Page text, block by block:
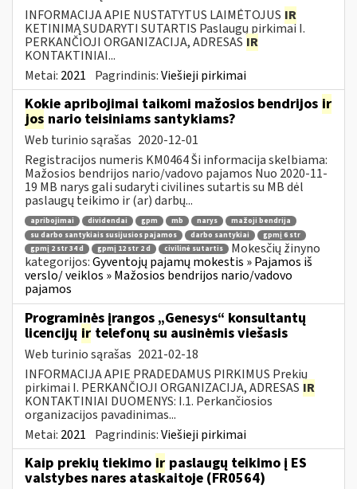
INFORMACIJA APIE NUSTATYTUS LAIMĖTOJUS IR
KETINIMĄ SUDARYTI SUTARTIS Paslaugų pirkimai I.
PERKANČIOJI ORGANIZACIJA, ADRESAS IR
KONTAKTINIAI...
Metai: 2021 Pagrindinis:Viešieji pirkimai
Kokie apribojimai taikomi mažosios bendrijos ir
jos nario teisiniams santykiams?
Web turinio sąrašas 2020-12-01
Registracijos numeris KM0464 Ši informacija skelbiama:
Mažosios bendrijos nario/vadovo pajamos Nuo 2020-11-
19 MB narys gali sudaryti civilines sutartis su MB dėl
paslaugų teikimo ir (ar) darbų...
apribojimai dividendai gpm mb narys
mažoji bendrija
su darbo santykiais susijusios pajamos
darbo santykiai
gpmį 6 str
gpmį 2 str 34 d
gpmį 12 str 2 d civilinė sutartis
Mokesčių žinyno
kategorijos:Gyventojų pajamų mokestis » Pajamos iš
verslo/ veiklos » Mažosios bendrijos nario/vadovo
pajamos
Programinės įrangos „Genesys“ konsultantų
licencijų ir telefonų su ausinėmis viešasis
Web turinio sąrašas 2021-02-18
INFORMACIJA APIE PRADEDAMUS PIRKIMUS Prekių
pirkimai I. PERKANČIOJI ORGANIZACIJA, ADRESAS IR
KONTAKTINIAI DUOMENYS: I.1. Perkančiosios
organizacijos pavadinimas...
Metai: 2021 Pagrindinis:Viešieji pirkimai
Kaip prekių tiekimo ir paslaugų teikimo į ES
valstybes nares ataskaitoje (FR0564)